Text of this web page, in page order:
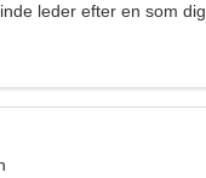
leder efter en som dig